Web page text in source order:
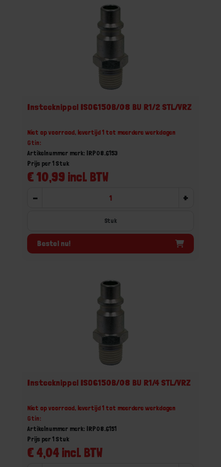
Insteeknippel ISO6150B/08 BU R1/2 STL/VRZ
Niet op voorraad, levertijd 1 tot meerdere werkdagen
Gtin:
Artikelnummer merk: IRP08.6153
€ 10,99 incl. BTW
Prijs per 1 Stuk
- +
Stuk
Bestel nu!
Insteeknippel ISO6150B/08 BU R1/4 STL/VRZ
Niet op voorraad, levertijd 1 tot meerdere werkdagen
Gtin:
Artikelnummer merk: IRP08.6151
€ 4,04 incl. BTW
Prijs per 1 Stuk